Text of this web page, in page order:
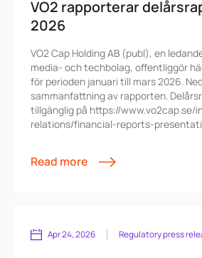
VO2 rapporterar
2026
VO2 Cap Holding AB (publ), en
media- och techbolag, offentliggör
för perioden januari till mars 2026.
sammanfattning av rapporten.
tillgänglig på https://www.vo2cap.se/
relations/financial-reports-
https://open.spotify.com/show/
Read more
Apr 24, 2026 Regulatory press